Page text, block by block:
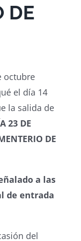
DE
octubre
el día 14
la salida de
23 DE
DE
a las
de entrada
del